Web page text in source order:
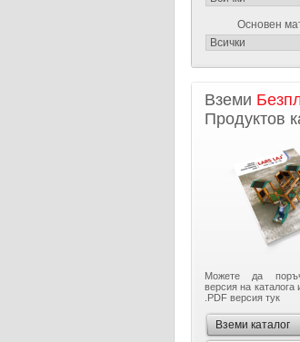
Основен
Вземи
Продуктов
Можете да
версия на каталога
.PDF версия тук
Вземи каталог